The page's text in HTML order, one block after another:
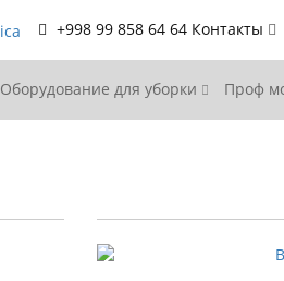
+998 99 858 64 64 Контакты
Оборудование для уборки Проф